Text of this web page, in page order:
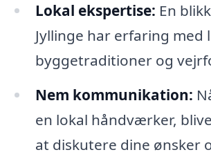
Lokal ekspertise: En
Jyllinge har erfaring med
byggetraditioner og
Nem kommunikation:
en lokal håndværker,
at diskutere dine ønsker